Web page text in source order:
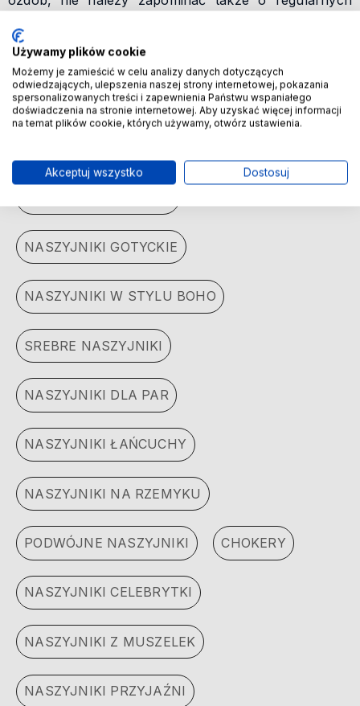
ewentualna regulacja zawieszenia mogą znacznie
przedłużyć żywotność naszyjników. Właściwa dbałość
o biżuterię to inwestycja, która przynosi rezultaty w
postaci długotrwałego zachwytu i satysfakcji z
noszenia tych wyjątkowych dodatków.
NASZYJNIKI GOTYCKIE
NASZYJNIKI W STYLU BOHO
SREBRE NASZYJNIKI
NASZYJNIKI DLA PAR
NASZYJNIKI ŁAŃCUCHY
NASZYJNIKI NA RZEMYKU
PODWÓJNE NASZYJNIKI CHOKERY
NASZYJNIKI CELEBRYTKI
NASZYJNIKI Z MUSZELEK
NASZYJNIKI PRZYJAŹNI
Używamy plików cookie
Możemy je zamieścić w celu analizy danych dotyczących
odwiedzających, ulepszenia naszej strony internetowej, pokazania
spersonalizowanych treści i zapewnienia Państwu wspaniałego
doświadczenia na stronie internetowej. Aby uzyskać więcej informacji
na temat plików cookie, których używamy, otwórz ustawienia.
Akceptuj wszystko Dostosuj